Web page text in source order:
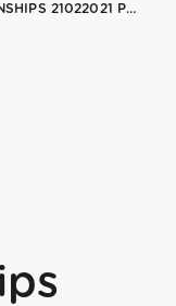
WORLD CHAMPIONSHIPS 21022021 POKLJUKA